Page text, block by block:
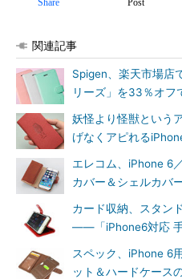
Share Post
関連記事
Spigen、楽天市場店
リーズ」を33％オフ
妖怪より怪獣という
げなくアピれる
エレコム、iPhone 6
カバー＆シェルカバ
カード収納、スタン
――「iPhone6対応 手
スペック、iPhone 6
ット＆ハードケース